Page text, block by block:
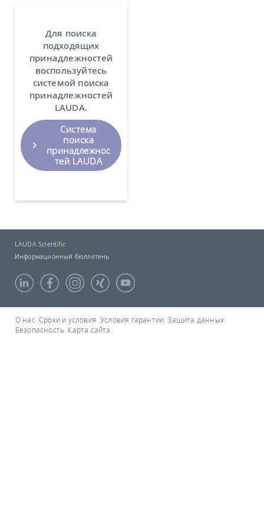
Для поиска
подходящих
принадлежностей
воспользуйтесь
системой поиска
принадлежностей
LAUDA.
Система
поиска
принадлежнос
тей LAUDA
LAUDA Scientific
Информационный бюллетень
О нас Сроки и условия Условия гарантии Защита данных
Безопасность Карта сайта